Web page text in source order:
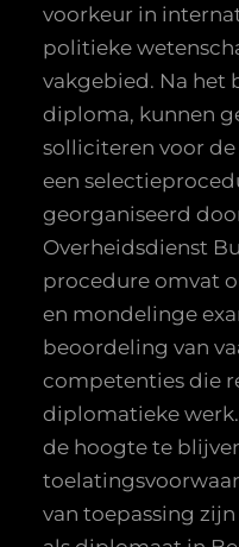
voorkeur in
politieke
vakgebied. Na het
diploma, kunnen
solliciteren voor
een
georganiseerd
Overheidsdienst
procedure omvat
en mondelinge
beoordeling van
competenties die
diplomatieke
de hoogte te
van toepassing